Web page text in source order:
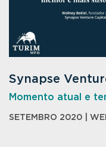
Synapse
Momento atual e
SETEMBRO 2020 |